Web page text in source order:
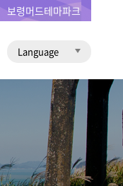
Language
보령머드테마파크